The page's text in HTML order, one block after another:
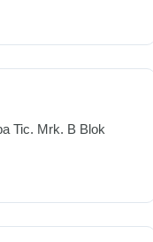
Tic. Mrk. B Blok